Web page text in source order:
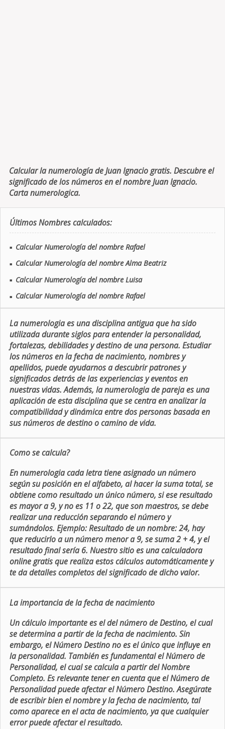
Calcular la numerología de Juan Ignacio gratis. Descubre el
significado de los números en el nombre Juan Ignacio.
Carta numerologica.
Últimos Nombres calculados:
■ Calcular Numerología del nombre Rafael
■ Calcular Numerología del nombre Alma Beatriz
■ Calcular Numerología del nombre Luisa
■ Calcular Numerología del nombre Rafael
La numerologia es una disciplina antigua que ha sido
utilizada durante siglos para entender la personalidad,
fortalezas, debilidades y destino de una persona. Estudiar
los números en la fecha de nacimiento, nombres y
apellidos, puede ayudarnos a descubrir patrones y
significados detrás de las experiencias y eventos en
nuestras vidas. Además, la numerologia de pareja es una
aplicación de esta disciplina que se centra en analizar la
compatibilidad y dinámica entre dos personas basada en
sus números de destino o camino de vida.
Como se calcula?
En numerologia cada letra tiene asignado un número
según su posición en el alfabeto, al hacer la suma total, se
obtiene como resultado un único número, si ese resultado
es mayor a 9, y no es 11 o 22, que son maestros, se debe
realizar una reducción separando el número y
sumándolos. Ejemplo: Resultado de un nombre: 24, hay
que reducirlo a un número menor a 9, se suma 2 + 4, y el
resultado final sería 6. Nuestro sitio es una calculadora
online gratis que realiza estos cálculos automáticamente y
te da detalles completos del significado de dicho valor.
La importancia de la fecha de nacimiento
Un cálculo importante es el del número de Destino, el cual
se determina a partir de la fecha de nacimiento. Sin
embargo, el Número Destino no es el único que influye en
la personalidad. También es fundamental el Número de
Personalidad, el cual se calcula a partir del Nombre
Completo. Es relevante tener en cuenta que el Número de
Personalidad puede afectar el Número Destino. Asegúrate
de escribir bien el nombre y la fecha de nacimiento, tal
como aparece en el acta de nacimiento, ya que cualquier
error puede afectar el resultado.